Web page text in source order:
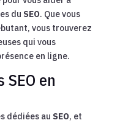
du SEO. Que vous
vous trouverez
qui vous
en ligne.
en
dédiées au SEO, et